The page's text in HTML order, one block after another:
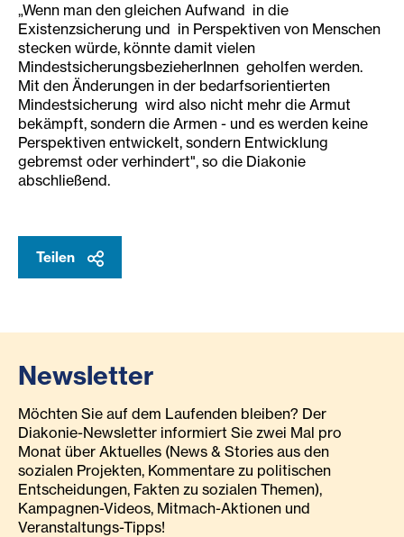
„Wenn man den gleichen Aufwand in die
Existenzsicherung und in Perspektiven von Menschen
stecken würde, könnte damit vielen
MindestsicherungsbezieherInnen geholfen werden.
Mit den Änderungen in der bedarfsorientierten
Mindestsicherung wird also nicht mehr die Armut
bekämpft, sondern die Armen - und es werden keine
Perspektiven entwickelt, sondern Entwicklung
gebremst oder verhindert", so die Diakonie
abschließend.
Teilen
Newsletter
Möchten Sie auf dem Laufenden bleiben? Der
Diakonie-Newsletter informiert Sie zwei Mal pro
Monat über Aktuelles (News & Stories aus den
sozialen Projekten, Kommentare zu politischen
Entscheidungen, Fakten zu sozialen Themen),
Kampagnen-Videos, Mitmach-Aktionen und
Veranstaltungs-Tipps!